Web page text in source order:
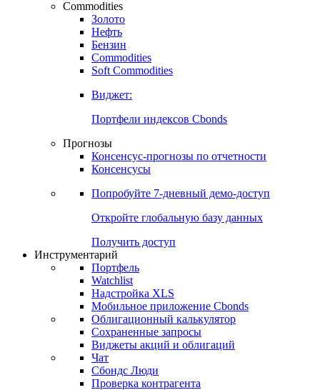
Commodities
Золото
Нефть
Бензин
Commodities
Soft Commodities
Виджет:
Портфели индексов Cbonds
Прогнозы
Консенсус-прогнозы по отчетности
Консенсусы
Попробуйте 7-дневный демо-доступ
Откройте глобальную базу данных
Получить доступ
Инструментарий
Портфель
Watchlist
Надстройка XLS
Мобильное приложение Cbonds
Облигационный калькулятор
Сохраненные запросы
Виджеты акций и облигаций
Чат
Сбондс Люди
Проверка контрагента